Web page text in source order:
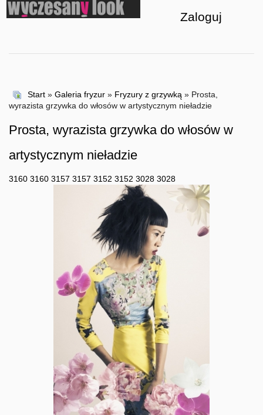
Start» Galeria fryzur» Fryzury z grzywką » Prosta,
wyrazista grzywka do włosów w artystycznym nieładzie
Prosta, wyrazista grzywka do włosów w
artystycznym nieładzie
3160 3160 3157 3157 3152 3152 3028 3028
Zaloguj